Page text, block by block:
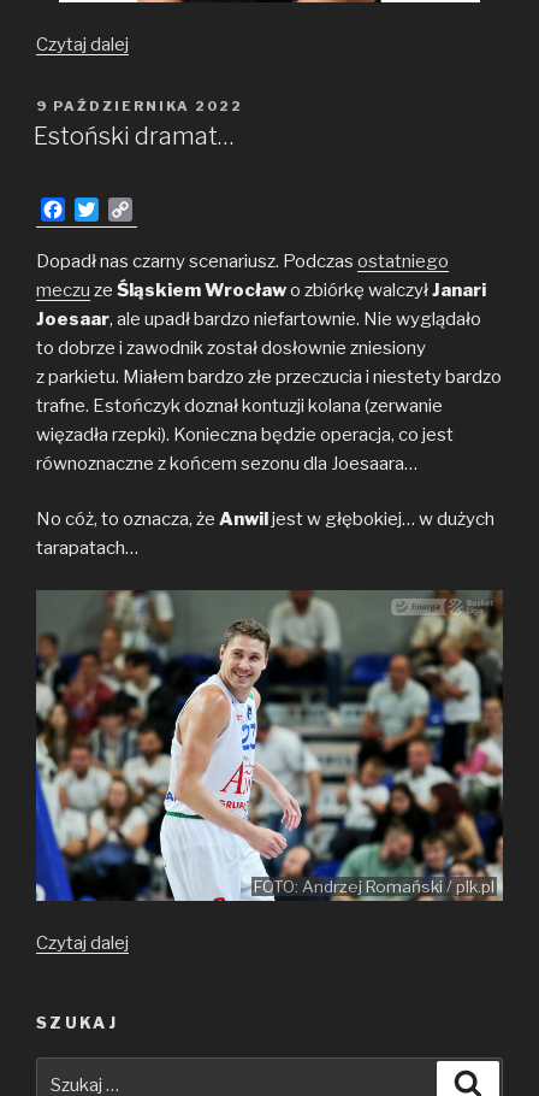
Czytaj dalej
Konsultant
Bronisław
OPUBLIKOWANE
W
9 PAŹDZIERNIKA 2022
Estoński dramat…
a
c
b
o
o
k
w
i
e
r
o
p
y
L
i
n
k
Dopadł nas czarny scenariusz. Podczas ostatniego
meczu ze Śląskiem Wrocławo zbiórkę walczyłJanari
Joesaar, ale upadł bardzo niefartownie. Nie wyglądało
to dobrze i zawodnik został dosłownie zniesiony
z parkietu. Miałem bardzo złe przeczucia i niestety bardzo
trafne. Estończyk doznał kontuzji kolana (zerwanie
więzadła rzepki). Konieczna będzie operacja, co jest
równoznaczne z końcem sezonu dla Joesaara…
No cóż, to oznacza, że Anwiljest w głębokiej… w dużych
tarapatach…
FOTO: Andrzej Romański / plk.pl
Czytaj dalej
SZUKAJ